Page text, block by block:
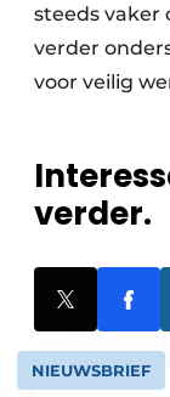
steeds vaker
verder
voor veilig
verder.
NIEUWSBRIEF